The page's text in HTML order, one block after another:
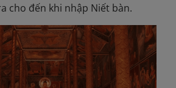
cho đến khi nhập Niết bàn.